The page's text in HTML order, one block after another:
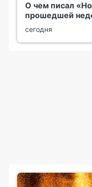
О чем писал
прошедшей
сегодня